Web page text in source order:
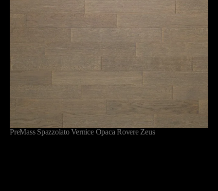
PreMass Spazzolato Vernice Opaca Rovere Zeus